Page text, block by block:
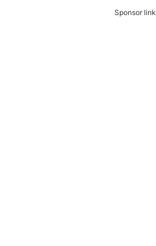
Sponsor link